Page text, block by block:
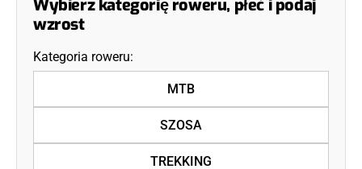
Wybierz kategorię roweru, płeć i podaj
wzrost
Kategoria roweru:
MTB
SZOSA
TREKKING